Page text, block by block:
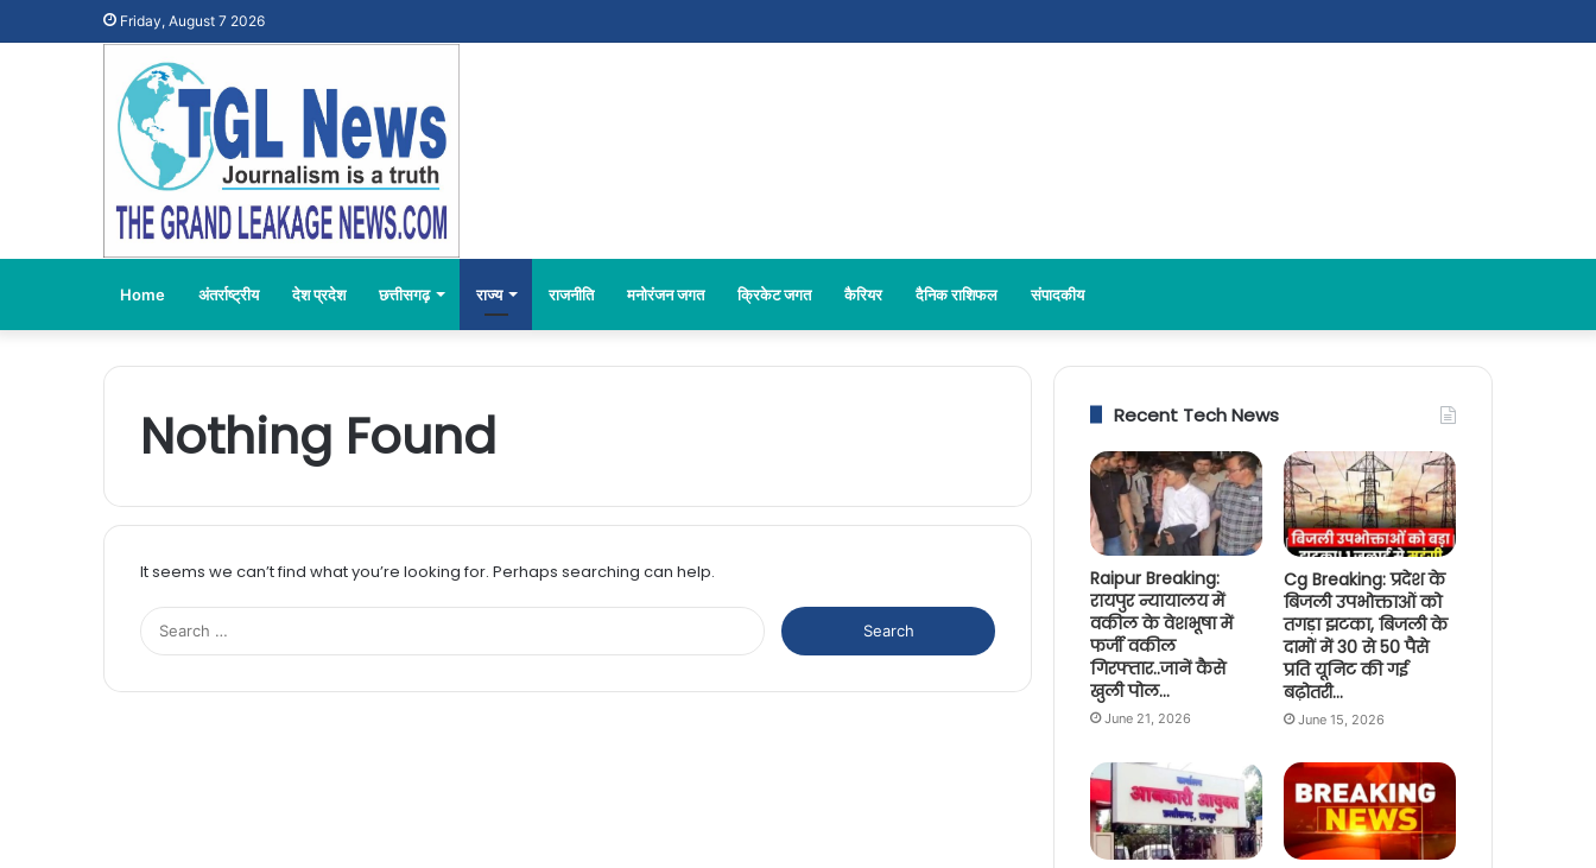
Friday, August 7 2026
Home अंतर्राष्ट्रीय देश प्रदेश छत्तीसगढ़ राज्य राजनीति मनोरंजन जगत क्रिकेट जगत कैरियर दैनिक राशिफल संपादकीय
Nothing Found
It seems we can’t find what you’re looking for. Perhaps searching can help.
Search
for:
Recent Tech News
Raipur Breaking:
रायपुर न्यायालय में
वकील के वेशभूषा में
फर्जी वकील
गिरफ्तार..जानें कैसे
खुली पोल…
June 21, 2026
Cg Breaking: प्रदेश के
बिजली उपभोक्ताओं को
तगड़ा झटका, बिजली के
दामों में 30 से 50 पैसे
प्रति यूनिट की गई
बढ़ोतरी…
June 15, 2026